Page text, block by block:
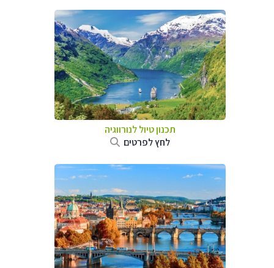
תכנון טיול לנורווגיה
לחץ לפרטים